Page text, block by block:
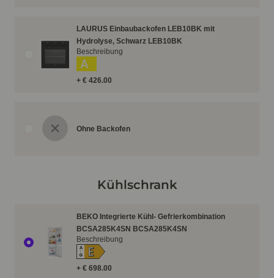
LAURUS Einbaubackofen LEB10BK mit
Hydrolyse, Schwarz LEB10BK
+ € 426.00
A
Beschreibung
Ohne Backofen
Kühlschrank
BEKO Integrierte Kühl- Gefrierkombination
BCSA285K4SN BCSA285K4SN
+ € 698.00
A
↑G E
Beschreibung